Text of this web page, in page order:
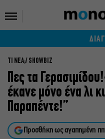
ΤΙ ΝΕΑ; SHOWBIZ
Πες τα
έκανε μόνο ένα λι
Παραπέντε!”
Προσθήκη ως αγαπημένη